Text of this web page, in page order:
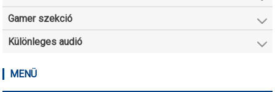
Gamer szekció
Különleges audió
MENÜ